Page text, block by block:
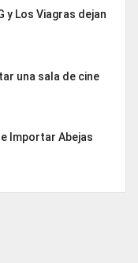
y Los Viagras dejan
una sala de cine
Importar Abejas